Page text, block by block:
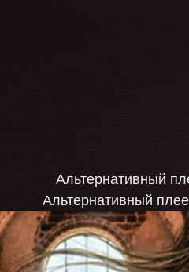
Альтернативный
Альтернативный